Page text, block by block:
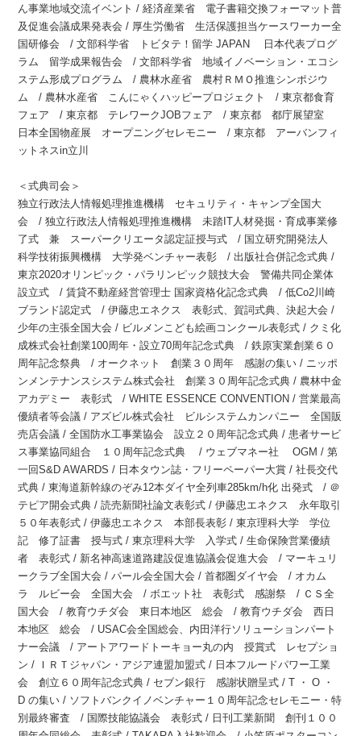
ん事業地域交流イベント / 経済産業省 電子書籍交換フォーマット普
及促進会議成果発表会 / 厚生労働省 生活保護担当ケースワーカー全
国研修会 / 文部科学省 トビタテ！留学 JAPAN 日本代表プログ
ラム 留学成果報告会 / 文部科学省 地域イノベーション・エコシ
ステム形成プログラム / 農林水産省 農村ＲＭＯ推進シンポジウ
ム / 農林水産省 こんにゃくハッピープロジェクト / 東京都食育
フェア / 東京都 テレワークJOBフェア / 東京都 都庁展望室
日本全国物産展 オープニングセレモニー / 東京都 アーバンフィ
ットネスin立川
＜式典司会＞
独立行政法人情報処理推進機構 セキュリティ・キャンプ全国大
会 / 独立行政法人情報処理推進機構 未踏IT人材発掘・育成事業修
了式 兼 スーパークリエータ認定証授与式 / 国立研究開発法人
科学技術振興機構 大学発ベンチャー表彰 / 出版社合併記念式典 /
東京2020オリンピック・パラリンピック競技大会 警備共同企業体
設立式 / 賃貸不動産経営管理士 国家資格化記念式典 / 低Co2川崎
ブランド認定式 / 伊藤忠エネクス 表彰式、賀詞式典、決起大会 /
少年の主張全国大会 / ビルメンこども絵画コンクール表彰式 / クミ化
成株式会社創業100周年・設立70周年記念式典 / 鉄原実業創業６０
周年記念祭典 / オークネット 創業３０周年 感謝の集い / ニッポ
ンメンテナンスシステム株式会社 創業３０周年記念式典 / 農林中金
アカデミー 表彰式 / WHITE ESSENCE CONVENTION / 営業最高
優績者等会議 / アズビル株式会社 ビルシステムカンパニー 全国販
売店会議 / 全国防水工事業協会 設立２０周年記念式典 / 患者サービ
ス事業協同組合 １０周年記念式典 / ウェブマネー社 OGM / 第
一回S&D AWARDS / 日本タウン誌・フリーペーパー大賞 / 社長交代
式典 / 東海道新幹線のぞみ12本ダイヤ全列車285km/h化 出発式 / ＠
テピア開会式典 / 読売新聞社論文表彰式 / 伊藤忠エネクス 永年取引
５０年表彰式 / 伊藤忠エネクス 本部長表彰 / 東京理科大学 学位
記 修了証書 授与式 / 東京理科大学 入学式 / 生命保険営業優績
者 表彰式 / 新名神高速道路建設促進協議会促進大会 / マーキュリ
ークラブ全国大会 / パール会全国大会 / 首都圏ダイヤ会 / オカム
ラ ルビー会 全国大会 / ボエット社 表彰式 感謝祭 / ＣＳ全
国大会 / 教育ウチダ会 東日本地区 総会 / 教育ウチダ会 西日
本地区 総会 / USAC会全国総会、内田洋行ソリューションパート
ナー会議 / アートアワードトーキョー丸の内 授賞式 レセプショ
ン / ＩＲＴジャパン・アジア連盟加盟式 / 日本フルードパワー工業
会 創立６０周年記念式典 / セブン銀行 感謝状贈呈式 / T ・ O ・
D の集い / ソフトバンクイノベンチャー１０周年記念セレモニー・特
別最終審査 / 国際技能協議会 表彰式 / 日刊工業新聞 創刊１００